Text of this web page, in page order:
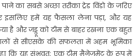
का सबसे अच्छा तरीका ट्रेड विंडो के जरिए
इसलिए हमें यह फैसला लेना पड़ा, और यह
है और जड्डू को टीम से बाहर रखना एक बहुत
से सीएसके की सफलता में अहम भूमिका
कि यह संभवत: एक टीम मैनेजमेंट के रूप में